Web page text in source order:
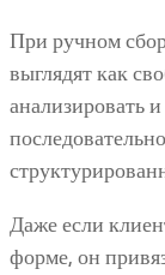
При ручном
выглядят как
анализировать
Даже если
форме, он